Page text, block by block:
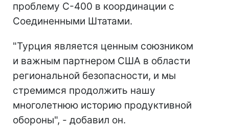
проблему С-400 в координации с
Соединенными Штатами.
"Турция является ценным союзником
и важным партнером США в области
региональной безопасности, и мы
стремимся продолжить нашу
многолетнюю историю продуктивной
обороны", - добавил он.